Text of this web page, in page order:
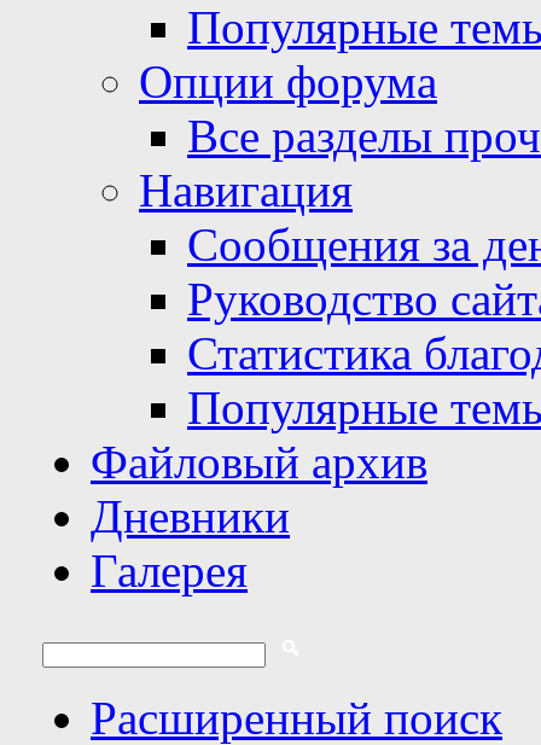
Популярные
Опции форума
Все разделы
Навигация
Сообщения за
Руководство
Статистика
Популярные
Файловый архив
Дневники
Галерея
Расширенный поиск